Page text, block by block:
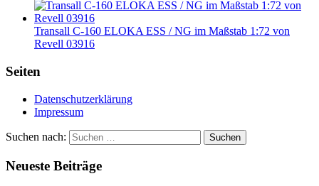
Transall C-160 ELOKA ESS / NG im Maßstab 1:72 von
Revell 03916
Seiten
Datenschutzerklärung
Impressum
Suchen nach: Suchen
Neueste Beiträge